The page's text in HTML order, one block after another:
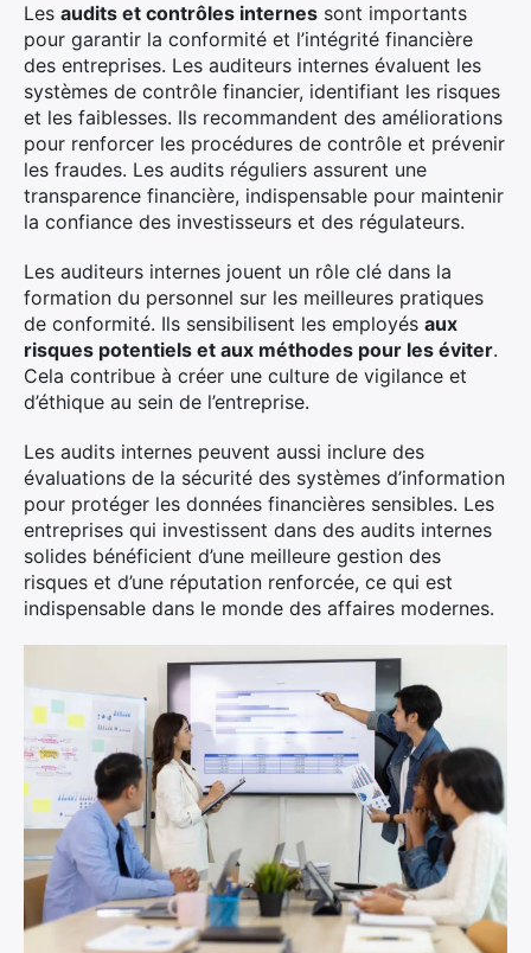
Les audits et contrôles internes sont importants
pour garantir la conformité et l’intégrité financière
des entreprises. Les auditeurs internes évaluent les
systèmes de contrôle financier, identifiant les risques
et les faiblesses. Ils recommandent des améliorations
pour renforcer les procédures de contrôle et prévenir
les fraudes. Les audits réguliers assurent une
transparence financière, indispensable pour maintenir
la confiance des investisseurs et des régulateurs.
Les auditeurs internes jouent un rôle clé dans la
formation du personnel sur les meilleures pratiques
de conformité. Ils sensibilisent les employés aux
risques potentiels et aux méthodes pour les éviter.
Cela contribue à créer une culture de vigilance et
d’éthique au sein de l’entreprise.
Les audits internes peuvent aussi inclure des
évaluations de la sécurité des systèmes d’information
pour protéger les données financières sensibles. Les
entreprises qui investissent dans des audits internes
solides bénéficient d’une meilleure gestion des
risques et d’une réputation renforcée, ce qui est
indispensable dans le monde des affaires modernes.
×
Rechercher
: